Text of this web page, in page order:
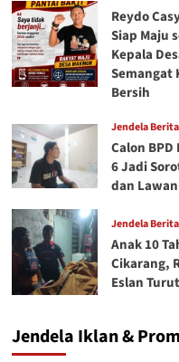
Reydo
Siap Maju
Kepala
Semangat
Bersih
Jendela Berita
Calon
6 Jadi
dan
Jendela Berita
Anak 10
Cikarang,
Eslan
Jendela Iklan &